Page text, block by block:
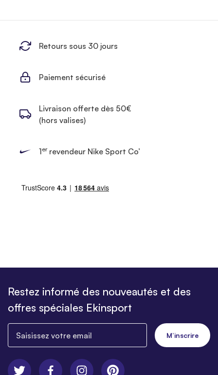
Retours sous 30 jours
Paiement sécurisé
Livraison offerte dès 50€
(hors valises)
1errevendeur Nike Sport Co’
Restez informé des nouveautés et des
offres spéciales Ekinsport
M’inscrire